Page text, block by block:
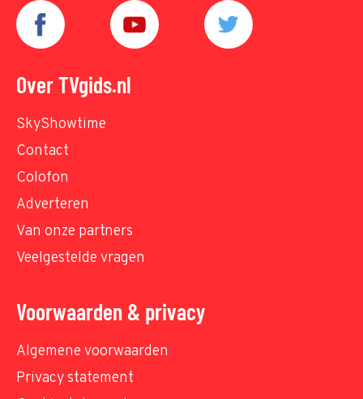
Over TVgids.nl
SkyShowtime
Contact
Colofon
Adverteren
Van onze partners
Veelgestelde vragen
Voorwaarden & privacy
Algemene voorwaarden
Privacy statement